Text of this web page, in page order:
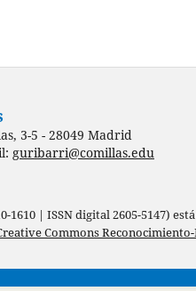
3-5 - 28049 Madrid
guribarri@comillas.edu
1610 | ISSN digital 2605-5147)
Commons